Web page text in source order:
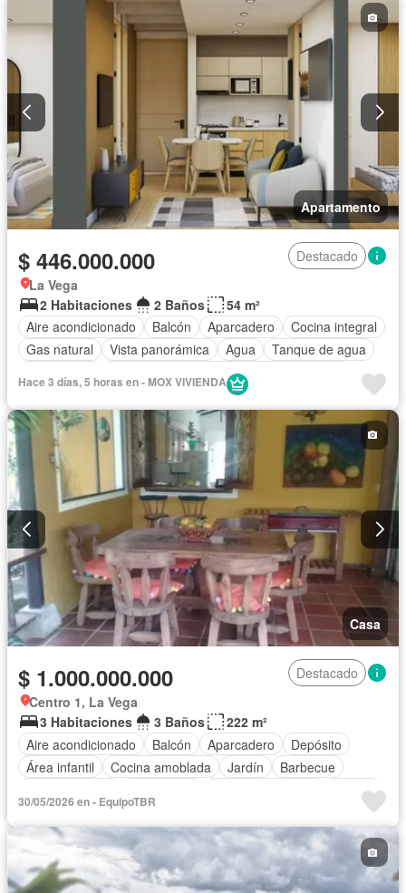
Apartamento
$ 446.000.000
Destacado
La Vega
2 Habitaciones
2 Baños
54 m²
Aire acondicionado
Balcón Aparcadero
Cocina integral
Gas natural
Vista panorámica Agua
Tanque de agua
Acceso para personas con discapacidad
Caseta de vigilancia
Ascensor
Seguridad privada Piscina
Hace 3 días, 5 horas en - MOX VIVIENDA
Casa
$ 1.000.000.000
Destacado
Centro 1, La Vega
3 Habitaciones
3 Baños
222 m²
Aire acondicionado
Balcón Aparcadero
Depósito
Área infantil
Cocina amoblada Jardín
Barbecue
Piscina
Cancha de tenis
30/05/2026 en - EquipoTBR